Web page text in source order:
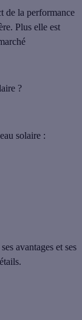
de la performance
Plus elle est
?
solaire :
avantages et ses